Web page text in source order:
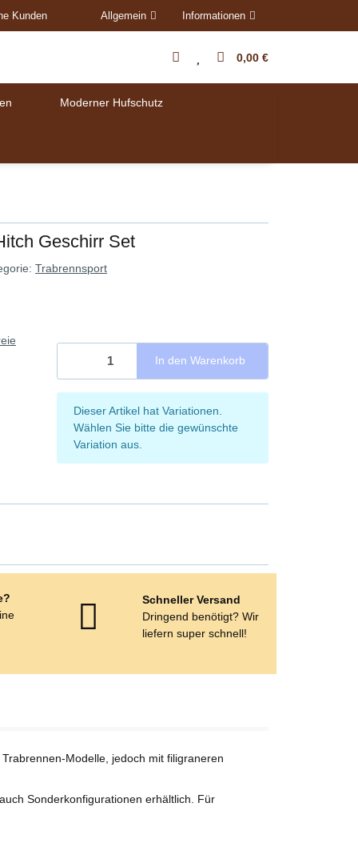
Kunden Allgemein Informationen
0,00 €
Moderner Hufschutz
Geschirr Set
Trabrennsport
In den Warenkorb
x
Dieser Artikel hat Variationen.
Wählen Sie bitte die gewünschte
Variation aus.
Schneller Versand
Dringend benötigt? Wir
liefern super schnell!
Modelle, jedoch mit filigraneren
Sonderkonfigurationen erhältlich. Für